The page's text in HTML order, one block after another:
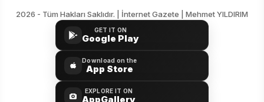
2026 - Tüm Hakları Saklıdır. | İnternet Gazete | Mehmet YILDIRIM
GET IT ON
Google Play
Download on the
App Store
EXPLORE IT ON
AppGallery